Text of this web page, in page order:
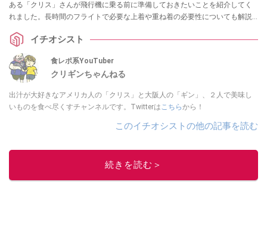
ある「クリス」さんが飛行機に乗る前に準備しておきたいことを紹介してく
れました。長時間のフライトで必要な上着や重ね着の必要性についても解説
イチオシスト
食レポ系YouTuber
クリギンちゃんねる
出汁が大好きなアメリカ人の「クリス」と大阪人の「ギン」、２人で美味し
いものを食べ尽くすチャンネルです。Twitterはこちらから！
このイチオシストの他の記事を読む
続きを読む＞